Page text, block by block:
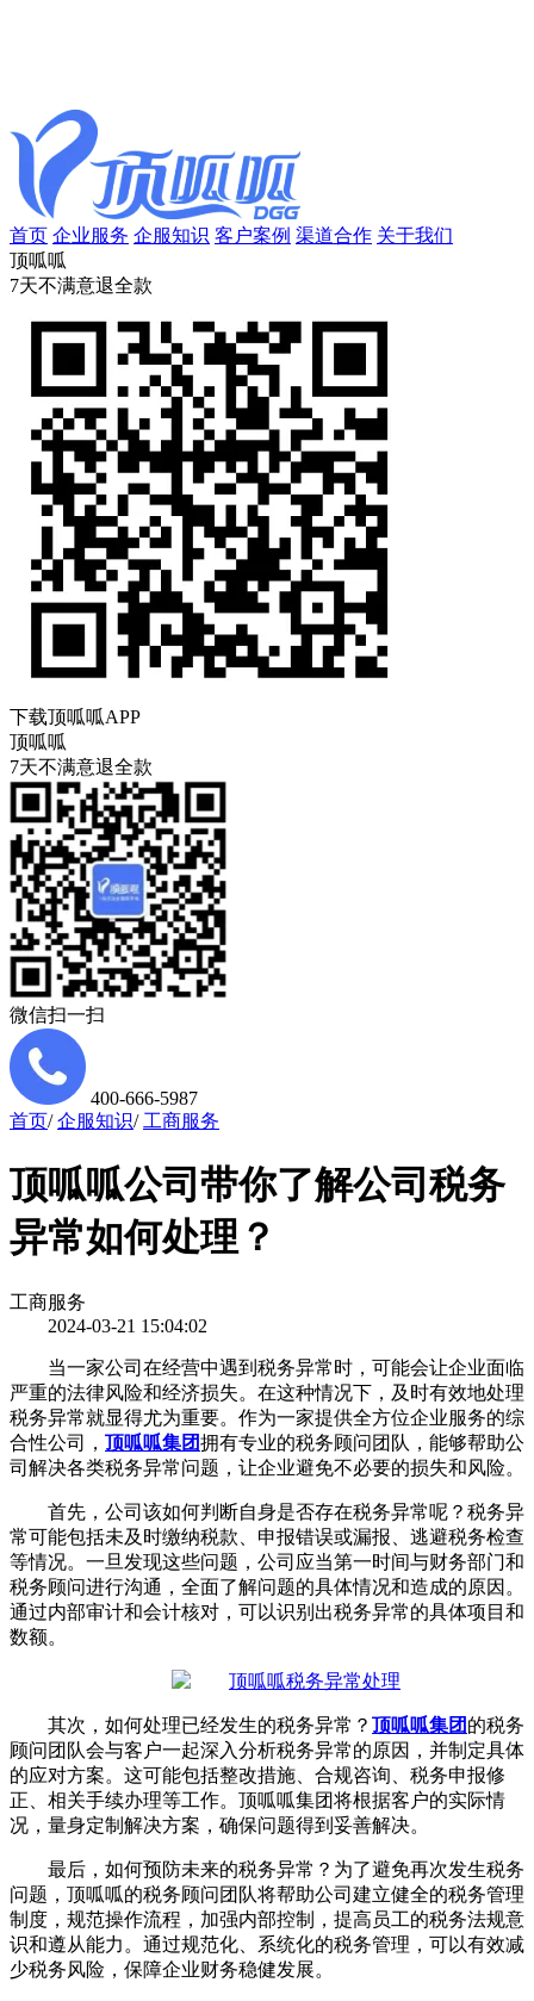
首页 企业服务 企服知识 客户案例 渠道合作 关于我们
顶呱呱
7天不满意退全款
下载顶呱呱APP
顶呱呱
7天不满意退全款
微信扫一扫
400-666-5987
首页/企服知识/ 工商服务
顶呱呱公司带你了解公司税务
异常如何处理？
工商服务
2024-03-21 15:04:02
当一家公司在经营中遇到税务异常时，可能会让企业面临
严重的法律风险和经济损失。在这种情况下，及时有效地处理
税务异常就显得尤为重要。作为一家提供全方位企业服务的综
合性公司， 顶呱呱集团拥有专业的税务顾问团队，能够帮助公
司解决各类税务异常问题，让企业避免不必要的损失和风险。
首先，公司该如何判断自身是否存在税务异常呢？税务异
常可能包括未及时缴纳税款、申报错误或漏报、逃避税务检查
等情况。一旦发现这些问题，公司应当第一时间与财务部门和
税务顾问进行沟通，全面了解问题的具体情况和造成的原因。
通过内部审计和会计核对，可以识别出税务异常的具体项目和
数额。
其次，如何处理已经发生的税务异常？ 顶呱呱集团 的税务
顾问团队会与客户一起深入分析税务异常的原因，并制定具体
的应对方案。这可能包括整改措施、合规咨询、税务申报修
正、相关手续办理等工作。顶呱呱集团将根据客户的实际情
况，量身定制解决方案，确保问题得到妥善解决。
最后，如何预防未来的税务异常？为了避免再次发生税务
问题，顶呱呱的税务顾问团队将帮助公司建立健全的税务管理
制度，规范操作流程，加强内部控制，提高员工的税务法规意
识和遵从能力。通过规范化、系统化的税务管理，可以有效减
少税务风险，保障企业财务稳健发展。